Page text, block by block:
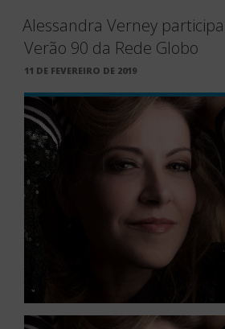
Alessandra Verney
Verão 90 da Rede Globo
PUBLICADO
11 DE FEVEREIRO DE 2019